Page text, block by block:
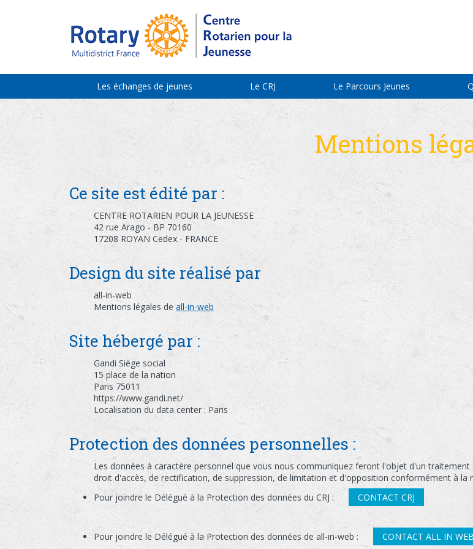
Les échanges de jeunes Le CRJ Le Parcours Jeunes
Mentions
Ce site est édité par :
CENTRE ROTARIEN POUR LA JEUNESSE
42 rue Arago - BP 70160
17208 ROYAN Cedex - FRANCE
Design du site réalisé par
all-in-web
Mentions légales de all-in-web
Site hébergé par :
Gandi Siège social
15 place de la nation
Paris 75011
https://www.gandi.net/
Localisation du data center : Paris
Protection des données personnelles :
Les données à caractère personnel que vous nous communiquez feront l'objet d'un
droit d'accès, de rectification, de suppression, de limitation et d'opposition conformément à
Pour joindre le Délégué à la Protection des données du CRJ :
CONTACT CRJ
Pour joindre le Délégué à la Protection des données de all-in-web : CONTACT ALL IN WEB